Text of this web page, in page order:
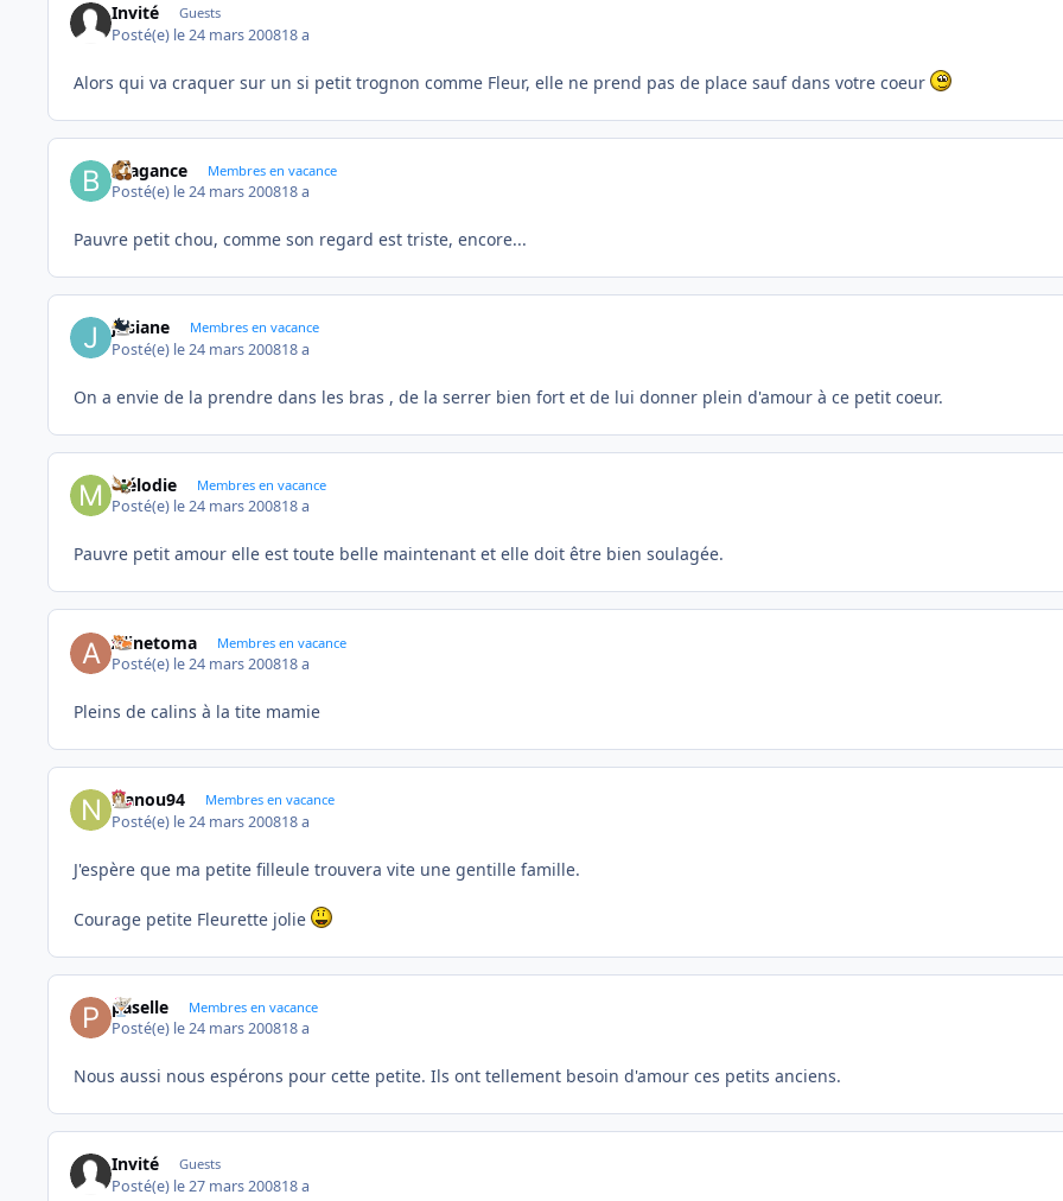
Invité Guests
Posté(e) le 24 mars 200818 a
Alors qui va craquer sur un si petit trognon comme Fleur, elle ne prend pas de place sauf dans votre coeur
Bragance Membres en vacance
Posté(e) le 24 mars 200818 a
Pauvre petit chou, comme son regard est triste, encore...
josiane Membres en vacance
Posté(e) le 24 mars 200818 a
On a envie de la prendre dans les bras , de la serrer bien fort et de lui donner plein d'amour à ce petit coeur.
Mélodie Membres en vacance
Posté(e) le 24 mars 200818 a
Pauvre petit amour elle est toute belle maintenant et elle doit être bien soulagée.
Alinetoma Membres en vacance
Posté(e) le 24 mars 200818 a
Pleins de calins à la tite mamie
Nanou94 Membres en vacance
Posté(e) le 24 mars 200818 a
J'espère que ma petite filleule trouvera vite une gentille famille.
Courage petite Fleurette jolie
paselle Membres en vacance
Posté(e) le 24 mars 200818 a
Nous aussi nous espérons pour cette petite. Ils ont tellement besoin d'amour ces petits anciens.
Invité Guests
Posté(e) le 27 mars 200818 a